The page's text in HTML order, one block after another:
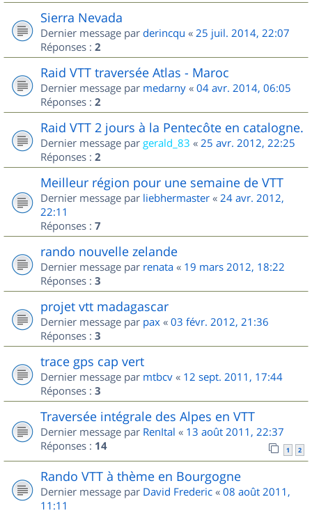
Sierra Nevada
Dernier message par derincqu « 25 juil. 2014, 22:07
Réponses : 2
Raid VTT traversée Atlas - Maroc
Dernier message par medarny « 04 avr. 2014, 06:05
Réponses : 2
Raid VTT 2 jours à la Pentecôte en catalogne.
Dernier message par gerald_83 « 25 avr. 2012, 22:25
Réponses : 2
Meilleur région pour une semaine de VTT
Dernier message par liebhermaster « 24 avr. 2012,
22:11
Réponses : 7
rando nouvelle zelande
Dernier message par renata « 19 mars 2012, 18:22
Réponses : 3
projet vtt madagascar
Dernier message par pax « 03 févr. 2012, 21:36
Réponses : 3
trace gps cap vert
Dernier message par mtbcv « 12 sept. 2011, 17:44
Réponses : 3
Traversée intégrale des Alpes en VTT
Dernier message par RenItal « 13 août 2011, 22:37
Réponses : 14 1 2
Rando VTT à thème en Bourgogne
Dernier message par David Frederic « 08 août 2011,
11:11